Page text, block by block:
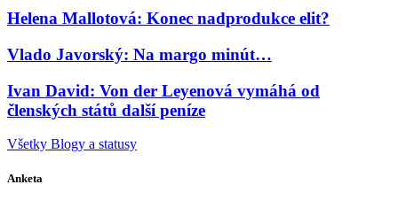
Helena Mallotová: Konec nadprodukce elit?
Vlado Javorský: Na margo minút…
Ivan David: Von der Leyenová vymáhá od
členských států další peníze
Všetky Blogy a statusy
Anketa